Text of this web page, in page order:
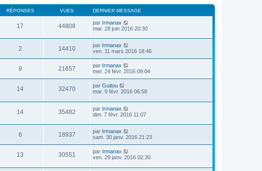
RÉPONSES VUES DERNIER MESSAGE
17 44808 par Irmanax
mar. 28 juin 2016 20:30
2 14410 par Irmanax
ven. 11 mars 2016 18:46
9 21657 par Irmanax
mer. 24 févr. 2016 09:04
14 32470 par Guitou
mar. 9 févr. 2016 06:58
14 35482 par Irmanax
dim. 7 févr. 2016 11:07
6 18937 par Irmanax
sam. 30 janv. 2016 21:23
13 30551 par Irmanax
ven. 29 janv. 2016 02:30